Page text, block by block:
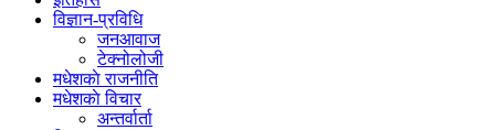
विज्ञान-प्रविधि
जनआवाज
टेक्नोलोजी
मधेशकाे राजनीति
मधेशकाे विचार
अन्तर्वार्ता